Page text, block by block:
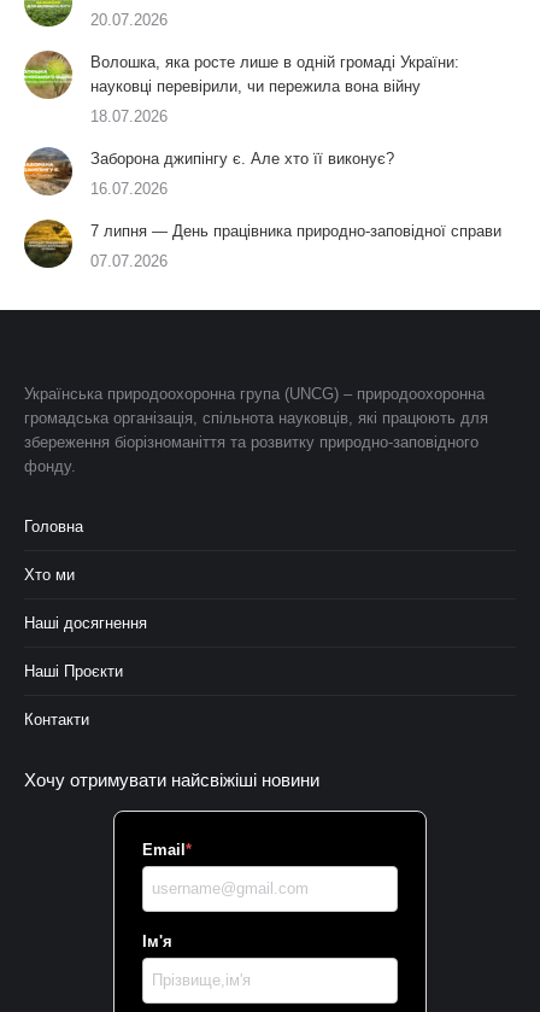
20.07.2026
Волошка, яка росте лише в одній громаді України:
науковці перевірили, чи пережила вона війну
18.07.2026
Заборона джипінгу є. Але хто її виконує?
16.07.2026
7 липня — День працівника природно-заповідної справи
07.07.2026
Українська природоохоронна група (UNCG) – природоохоронна
громадська організація, спільнота науковців, які працюють для
збереження біорізноманіття та розвитку природно-заповідного
фонду.
Головна
Хто ми
Наші досягнення
Наші Проєкти
Контакти
Хочу отримувати найсвіжіші новини
Email *
Ім'я